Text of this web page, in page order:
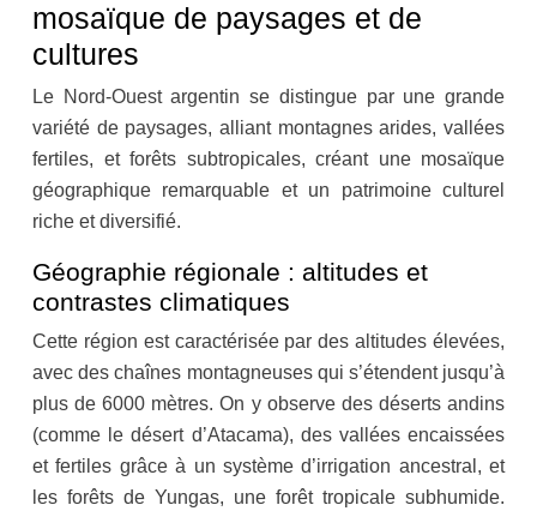
mosaïque de paysages et de
cultures
Le Nord-Ouest argentin se distingue par une grande
variété de paysages, alliant montagnes arides, vallées
fertiles, et forêts subtropicales, créant une mosaïque
géographique remarquable et un patrimoine culturel
riche et diversifié.
Géographie régionale : altitudes et
contrastes climatiques
Cette région est caractérisée par des altitudes élevées,
avec des chaînes montagneuses qui s’étendent jusqu’à
plus de 6000 mètres. On y observe des déserts andins
(comme le désert d’Atacama), des vallées encaissées
et fertiles grâce à un système d’irrigation ancestral, et
les forêts de Yungas, une forêt tropicale subhumide.